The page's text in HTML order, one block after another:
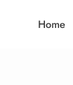
Home